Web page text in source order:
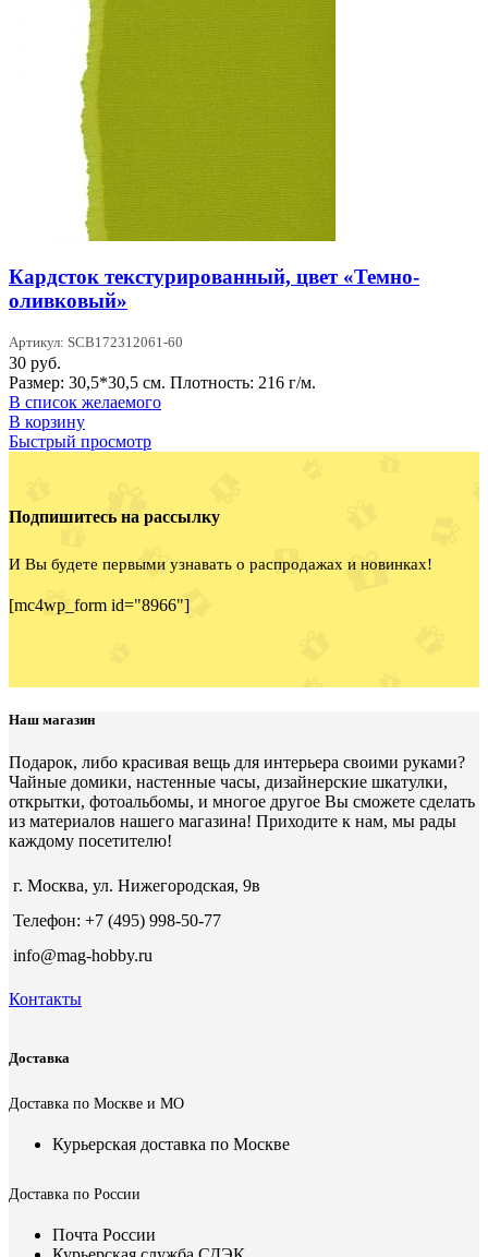
Кардсток текстурированный, цвет «Темно-
оливковый»
Артикул: SCB172312061-60
30 руб.
Размер: 30,5*30,5 см. Плотность: 216 г/м.
В список желаемого
В корзину
Быстрый просмотр
Подпишитесь на рассылку
И Вы будете первыми узнавать о распродажах и новинках!
[mc4wp_form id="8966"]
Наш магазин
Подарок, либо красивая вещь для интерьера своими руками?
Чайные домики, настенные часы, дизайнерские шкатулки,
открытки, фотоальбомы, и многое другое Вы сможете сделать
из материалов нашего магазина! Приходите к нам, мы рады
каждому посетителю!
г. Москва, ул. Нижегородская, 9в
Телефон: +7 (495) 998-50-77
info@mag-hobby.ru
Контакты
Доставка
Доставка по Москве и МО
Курьерская доставка по Москве
Доставка по России
Почта России